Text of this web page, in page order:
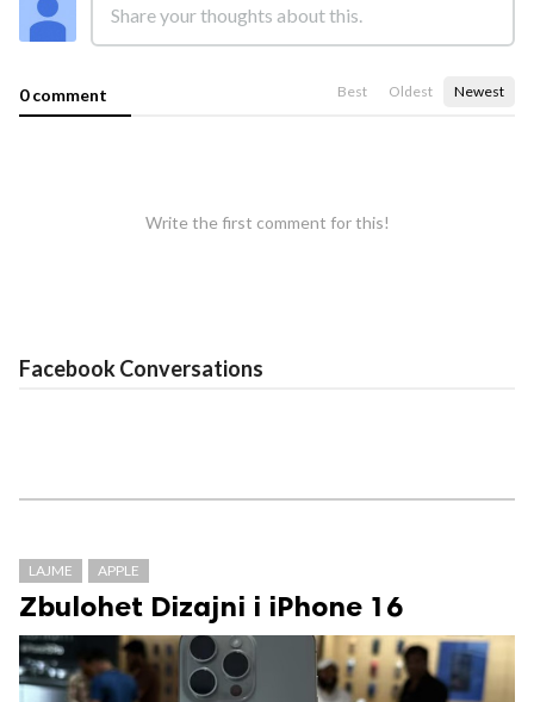
0 comment Best Oldest Newest
Write the first comment for this!
Facebook Conversations
LAJME APPLE
Zbulohet Dizajni i iPhone 16